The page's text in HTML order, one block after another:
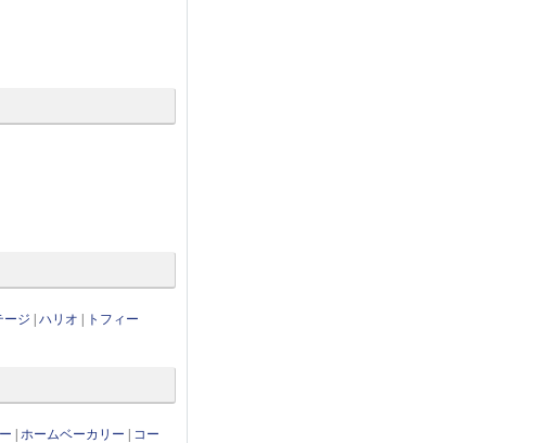
ージ |ハリオ トフィー
|ホームベーカリー
コー